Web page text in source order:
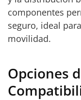
componentes
seguro, ideal
movilidad.
Opciones